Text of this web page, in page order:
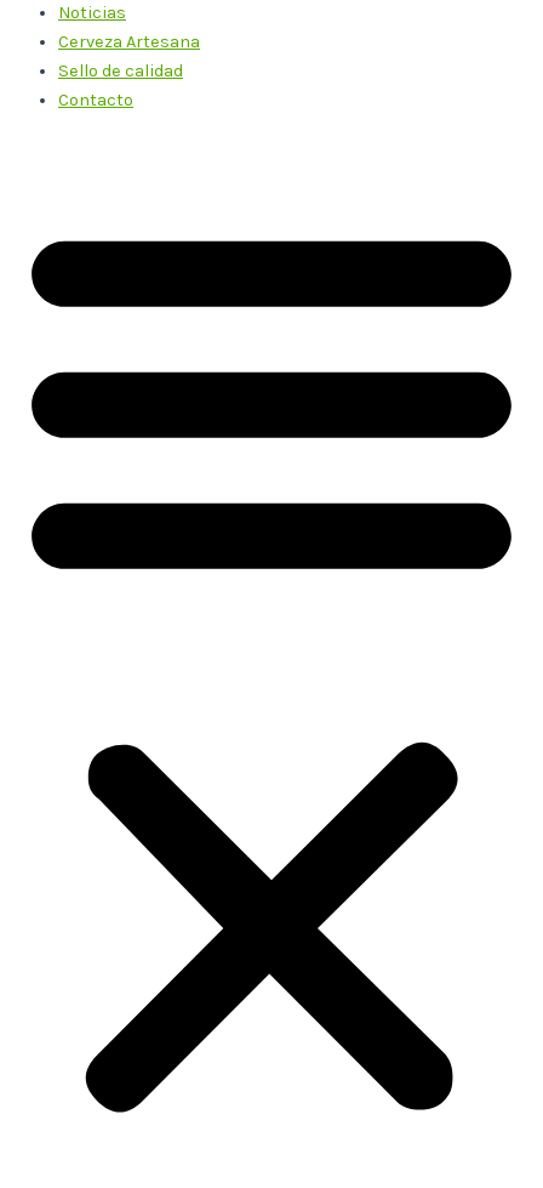
Noticias
Cerveza Artesana
Sello de calidad
Contacto